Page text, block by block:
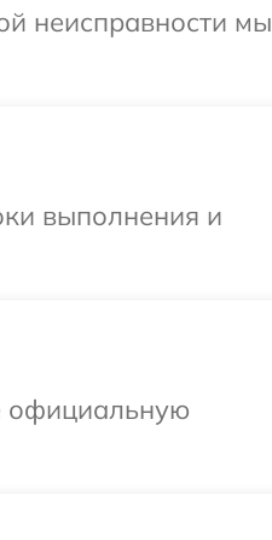
неисправности мы
выполнения и
официальную